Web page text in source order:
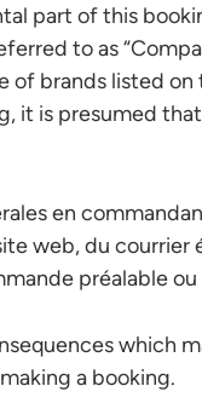
part of this
to as
of brands listed on
it is presumed
en
web, du courrier
préalable
which
a booking.